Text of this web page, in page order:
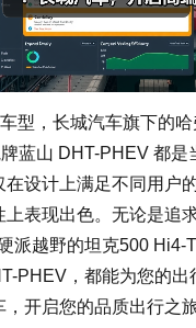
型，长城汽车旗下的
蓝山 DHT-PHEV 都是
在设计上满足不同用户
上表现出色。无论是追
派越野的坦克500 Hi4-
PHEV，都能为您的出
，开启您的品质出行之